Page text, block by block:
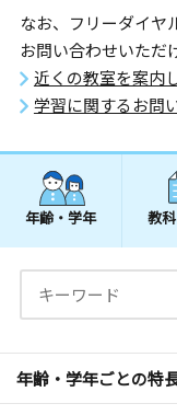
なお、フリーダイヤ
お問い合わせいただ
近くの教室を案内
学習に関するお問
年齢・学年 教
年齢・学年ごとの特